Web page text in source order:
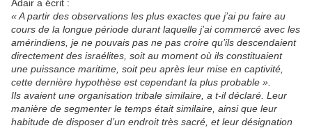
Adair a écrit :
« A partir des observations les plus exactes que j’ai pu faire au
cours de la longue période durant laquelle j’ai commercé avec les
amérindiens, je ne pouvais pas ne pas croire qu’ils descendaient
directement des israélites, soit au moment où ils constituaient
une puissance maritime, soit peu après leur mise en captivité,
cette dernière hypothèse est cependant la plus probable ».
Ils avaient une organisation tribale similaire, a t-il déclaré. Leur
manière de segmenter le temps était similaire, ainsi que leur
habitude de disposer d’un endroit très sacré, et leur désignation